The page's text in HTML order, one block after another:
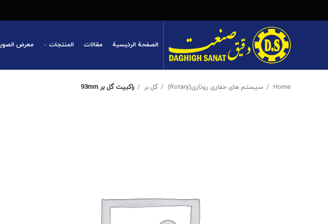
الصفحة الرئيسية مقالات المنتجات معرض الصور
Home سیستم های حفاری روتاری(Rotary) گل بر راکبیت گل بر 93mm